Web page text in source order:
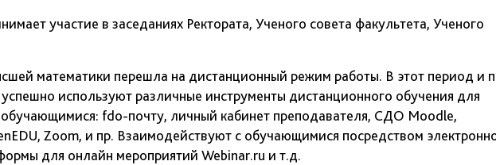
участие в заседаниях Ректората, Ученого совета факультета, Ученого
математики перешла на дистанционный режим работы. В этот период и
используют различные инструменты дистанционного обучения для
fdo-почту, личный кабинет преподавателя, СДО Moodle,
Zoom, и пр. Взаимодействуют с обучающимися посредством
для онлайн мероприятий Webinar.ru и т.д.